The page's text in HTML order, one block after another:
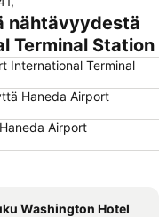
nähtävyydestä
Terminal Station
International Terminal
Haneda Airport
Airport
Washington Hotel